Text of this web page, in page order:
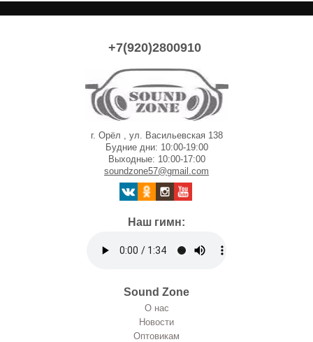
+7(920)2800910
г. Орёл , ул. Васильевская 138
Будние дни: 10:00-19:00
Выходные: 10:00-17:00
soundzone57@gmail.com
Наш гимн:
Sound Zone
О нас
Новости
Оптовикам